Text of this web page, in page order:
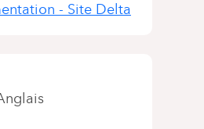
- Site Delta